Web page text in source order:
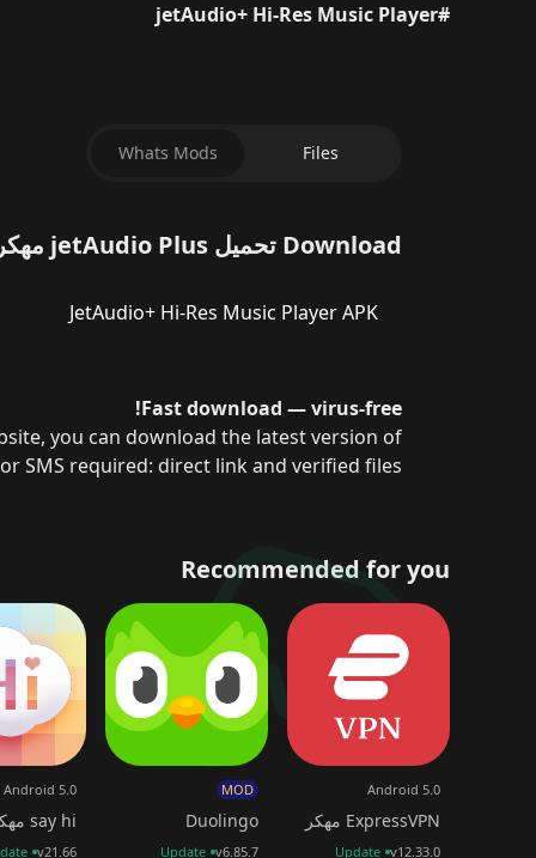
الآن واستمتع بموسيقاك كما لو كنت في استوديو احترافي.
#jetAudio+ Hi-Res Music Player
Files
Whats Mods
Download تحميل jetAudio Plus مهكر APK (كل شيء مفتوح) للأندرويد 2026 for Android for free.
JetAudio+ Hi-Res Music Player APK
Fast download — virus-free!
SMS required: direct link and verified files!
Recommended for you
ExpressVPN مهكر
Android 5.0
v12.33.0
Update
Duolingo
MOD
v6.85.7
Update
say hi مهكر
Android 5.0
v21.66